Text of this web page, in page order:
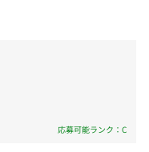
におけるPMO支援
/課題管理
るWeb及びスマホ
歩1分
駅」より徒歩4分
」4番出口より徒歩4
※プロジェクトによ
ルー
総勢1,100名超の
発リソースを活
テム開発や業務系
向けサービス、
プロジェクトに
応募可能ランク：C